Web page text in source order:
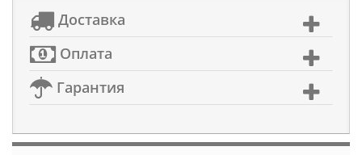
Доставка
Оплата
Гарантия